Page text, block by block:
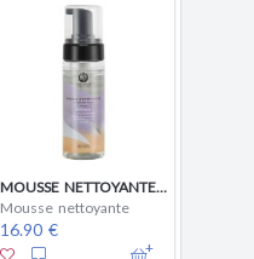
MOUSSE NETTOYANTE VISAGE LAVANDIN / ORANGE
Mousse nettoyante
16.90 €